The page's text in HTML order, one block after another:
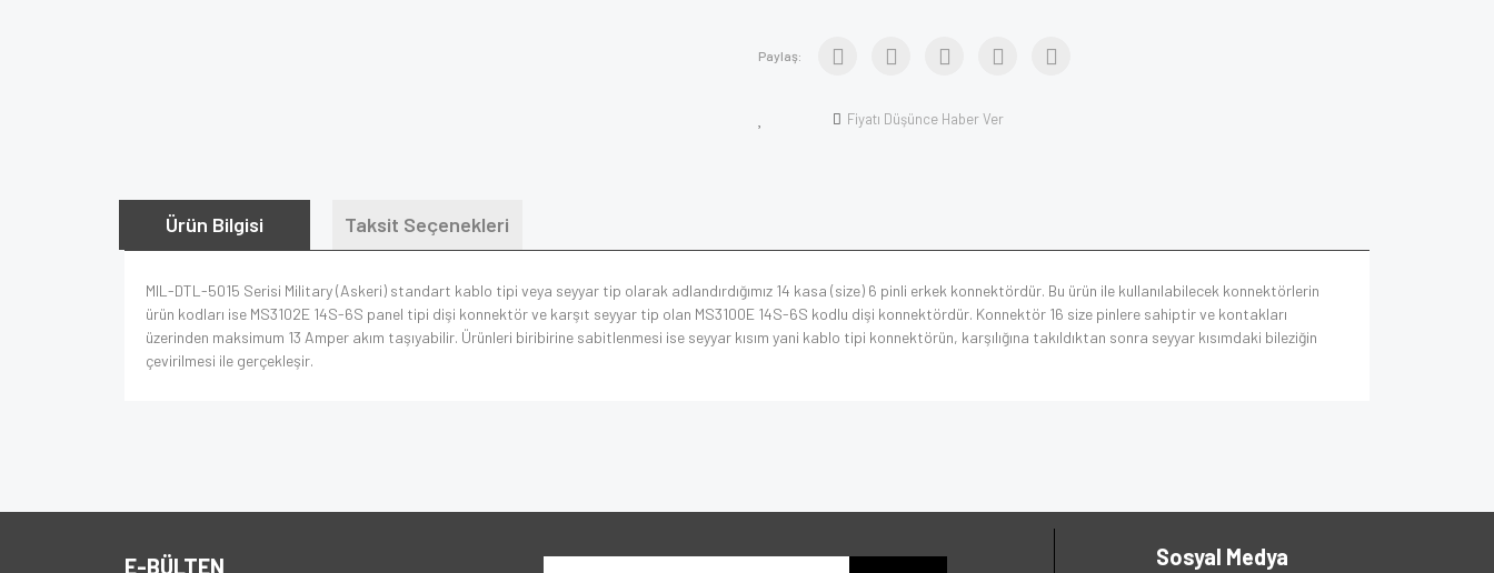
Paylaş:
Fiyatı Düşünce Haber Ver
Ürün Bilgisi Taksit Seçenekleri
MIL-DTL-5015 Serisi Military (Askeri) standart kablo tipi veya seyyar tip olarak adlandırdığımız 14 kasa (size) 6 pinli erkek konnektördür. Bu ürün ile kullanılabilecek konnektörlerin
ürün kodları ise MS3102E 14S-6S panel tipi dişi konnektör ve karşıt seyyar tip olan MS3100E 14S-6S kodlu dişi konnektördür. Konnektör 16 size pinlere sahiptir ve kontakları
üzerinden maksimum 13 Amper akım taşıyabilir. Ürünleri biribirine sabitlenmesi ise seyyar kısım yani kablo tipi konnektörün, karşılığına takıldıktan sonra seyyar kısımdaki bileziğin
çevirilmesi ile gerçekleşir.
E-BÜLTEN Sosyal Medya